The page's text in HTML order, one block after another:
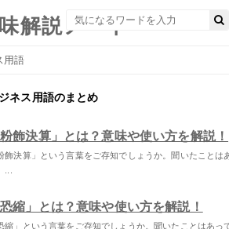
解説ノート
用語
ネス用語のまとめ
粉飾決算」とは？意味や使い方を解説！
飾決算」という言葉をご存知でしょうか。聞いたこと
...
恐縮」とは？意味や使い方を解説！
縮」という言葉をご存知でしょうか。聞いたことはあ